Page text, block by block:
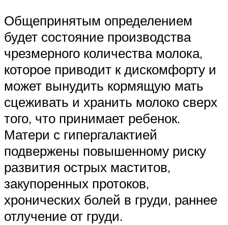
Общепринятым определением
будет состояние производства
чрезмерного количества молока,
которое приводит к дискомфорту и
может вынудить кормящую мать
сцеживать и хранить молоко сверх
того, что принимает ребенок.
Матери с гипергалактией
подвержены повышенному риску
развития острых маститов,
закупоренных протоков,
хронических болей в груди, раннее
отлучение от груди.